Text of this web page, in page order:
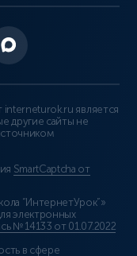
interneturok.ru является
другие сайты не
SmartCaptcha от
“ИнтернетУрок”»
электронных
№ 14133 от 01.07.2022
в сфере